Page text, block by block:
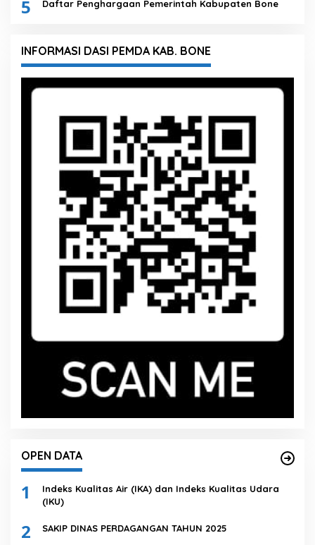
5 Daftar Penghargaan Pemerintah Kabupaten Bone
INFORMASI DASI PEMDA KAB. BONE
OPEN DATA
1
Indeks Kualitas Air (IKA) dan Indeks Kualitas Udara
(IKU)
2 SAKIP DINAS PERDAGANGAN TAHUN 2025